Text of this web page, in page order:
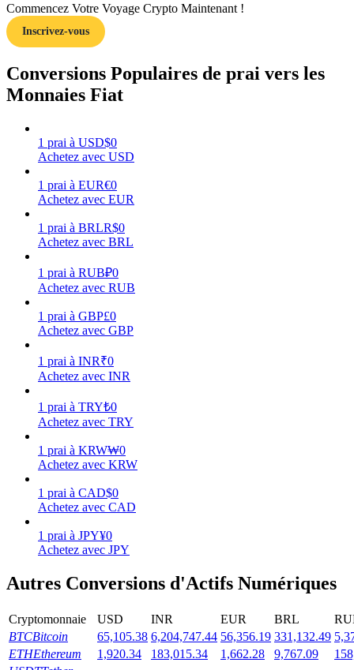
Gagner
Gagnez quotidiennement des récompenses compétitives
Jalonnement
Des rendements élevés et un accès instantané
Launchpool
Staking flexible pour gagner des jetons populaires
Commencez Votre Voyage Crypto Maintenant !
Inscrivez-vous
Conversions Populaires de prai vers les
Monnaies Fiat
1 prai à USD$0
Achetez avec USD
1 prai à EUR€0
Achetez avec EUR
1 prai à BRLR$0
Achetez avec BRL
1 prai à RUB₽0
Achetez avec RUB
1 prai à GBP£0
Achetez avec GBP
1 prai à INR₹0
Achetez avec INR
1 prai à TRY₺0
Achetez avec TRY
1 prai à KRW₩0
Achetez avec KRW
1 prai à CAD$0
Achetez avec CAD
1 prai à JPY¥0
Achetez avec JPY
Autres Conversions d'Actifs Numériques
Cryptomonnaie USD INR EUR BRL
BTCBitcoin 65,105.38 6,204,747.44 56,356.19 331,132.49
ETHEthereum 1,920.34 183,015.34 1,662.28 9,767.09